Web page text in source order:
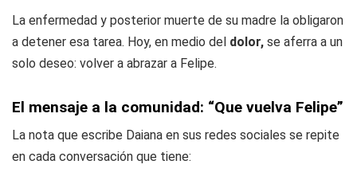
La enfermedad y posterior muerte de su madre la obligaron
a detener esa tarea. Hoy, en medio del dolor, se aferra a un
solo deseo: volver a abrazar a Felipe.
El mensaje a la comunidad: “Que vuelva Felipe”
La nota que escribe Daiana en sus redes sociales se repite
en cada conversación que tiene: